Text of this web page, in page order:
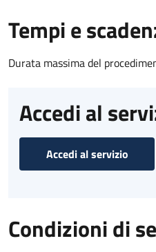
Tempi e
Durata massima del
Accedi al
Accedi al servizio
Condizioni di